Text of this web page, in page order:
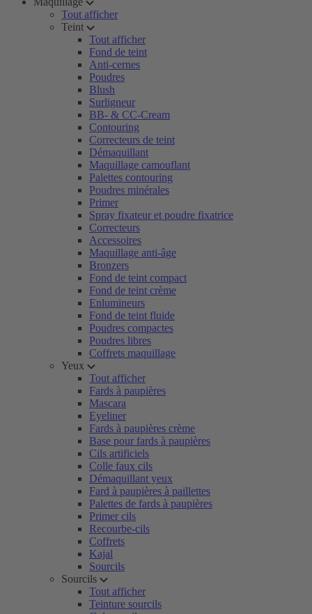
Tout afficher
Teint
Tout afficher
Fond de teint
Anti-cernes
Poudres
Blush
Surligneur
BB- & CC-Cream
Contouring
Correcteurs de teint
Démaquillant
Maquillage camouflant
Palettes contouring
Poudres minérales
Primer
Spray fixateur et poudre fixatrice
Correcteurs
Accessoires
Maquillage anti-âge
Bronzers
Fond de teint compact
Fond de teint crème
Enlumineurs
Fond de teint fluide
Poudres compactes
Poudres libres
Coffrets maquillage
Yeux
Tout afficher
Fards à paupières
Mascara
Eyeliner
Fards à paupières crème
Base pour fards à paupières
Cils artificiels
Colle faux cils
Démaquillant yeux
Fard à paupières à paillettes
Palettes de fards à paupières
Primer cils
Recourbe-cils
Coffrets
Kajal
Sourcils
Sourcils
Tout afficher
Teinture sourcils